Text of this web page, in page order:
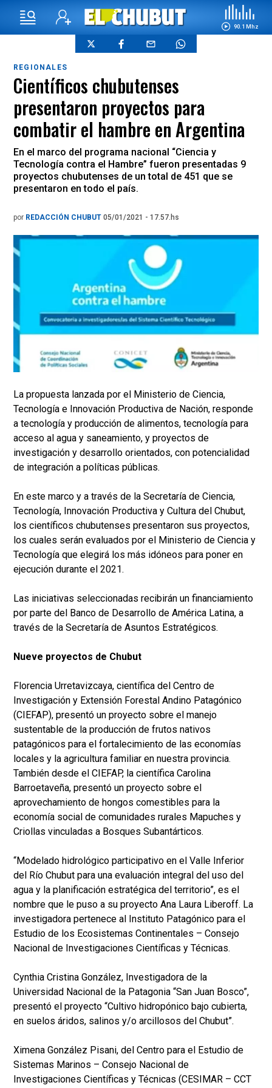
90.1 Mhz
REGIONALES
Científicos chubutenses
presentaron proyectos para
combatir el hambre en Argentina
En el marco del programa nacional “Ciencia y
Tecnología contra el Hambre” fueron presentadas 9
proyectos chubutenses de un total de 451 que se
presentaron en todo el país.
por REDACCIÓN CHUBUT 05/01/2021 - 17.57.hs
La propuesta lanzada por el Ministerio de Ciencia,
Tecnología e Innovación Productiva de Nación, responde
a tecnología y producción de alimentos, tecnología para
acceso al agua y saneamiento, y proyectos de
investigación y desarrollo orientados, con potencialidad
de integración a políticas públicas.
En este marco y a través de la Secretaría de Ciencia,
Tecnología, Innovación Productiva y Cultura del Chubut,
los científicos chubutenses presentaron sus proyectos,
los cuales serán evaluados por el Ministerio de Ciencia y
Tecnología que elegirá los más idóneos para poner en
ejecución durante el 2021.
Las iniciativas seleccionadas recibirán un financiamiento
por parte del Banco de Desarrollo de América Latina, a
través de la Secretaría de Asuntos Estratégicos.
Nueve proyectos de Chubut
Florencia Urretavizcaya, científica del Centro de
Investigación y Extensión Forestal Andino Patagónico
(CIEFAP), presentó un proyecto sobre el manejo
sustentable de la producción de frutos nativos
patagónicos para el fortalecimiento de las economías
locales y la agricultura familiar en nuestra provincia.
También desde el CIEFAP, la científica Carolina
Barroetaveña, presentó un proyecto sobre el
aprovechamiento de hongos comestibles para la
economía social de comunidades rurales Mapuches y
Criollas vinculadas a Bosques Subantárticos.
“Modelado hidrológico participativo en el Valle Inferior
del Río Chubut para una evaluación integral del uso del
agua y la planificación estratégica del territorio”, es el
nombre que le puso a su proyecto Ana Laura Liberoff. La
investigadora pertenece al Instituto Patagónico para el
Estudio de los Ecosistemas Continentales – Consejo
Nacional de Investigaciones Científicas y Técnicas.
Cynthia Cristina González, Investigadora de la
Universidad Nacional de la Patagonia “San Juan Bosco”,
presentó el proyecto “Cultivo hidropónico bajo cubierta,
en suelos áridos, salinos y/o arcillosos del Chubut”.
Ximena González Pisani, del Centro para el Estudio de
Sistemas Marinos – Consejo Nacional de
Investigaciones Científicas y Técnicas (CESIMAR – CCT